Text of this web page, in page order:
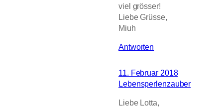
viel grösser!
Liebe Grüsse,
Miuh
Antworten
11. Februar 2018
Lebensperlenzauber
Liebe Lotta,